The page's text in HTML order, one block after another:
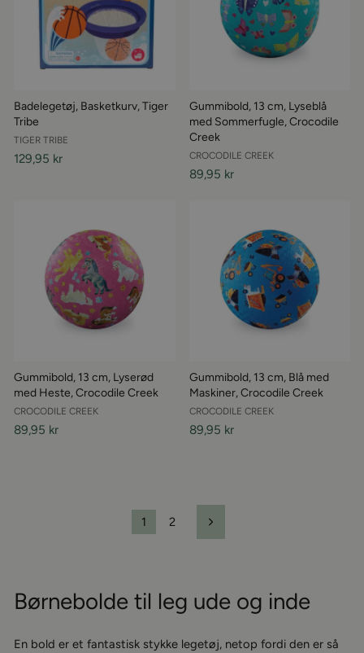
Badelegetøj, Basketkurv, Tiger
Tribe
TIGER TRIBE
129,95 kr
Gummibold, 13 cm, Lyseblå
med Sommerfugle, Crocodile
Creek
CROCODILE CREEK
89,95 kr
Gummibold, 13 cm, Lyserød
med Heste, Crocodile Creek
CROCODILE CREEK
89,95 kr
Gummibold, 13 cm, Blå med
Maskiner, Crocodile Creek
CROCODILE CREEK
89,95 kr
1 2 Næste
Børnebolde til leg ude og inde
En bold er et fantastisk stykke legetøj, netop fordi den er så